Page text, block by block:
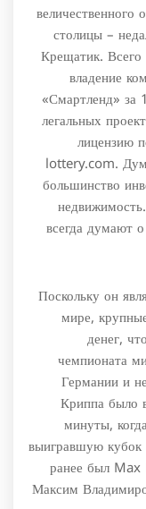
величественного
столицы –
Крещатик.
владение
«Смартленд» за
легальных
лицензию
lottery.com.
большинство
всегда думают
Поскольку он
мире,
денег,
чемпионата
Германии и
Криппа было
минуты,
выигравшую
ранее был Max
Максим